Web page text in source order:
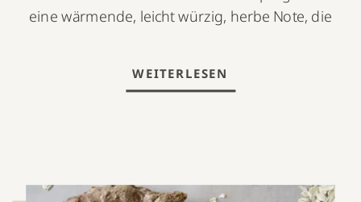
eine wärmende, leicht würzig, herbe Note, die
Herbst und Vorweihnachtszeit gerne Gewürze
WEITERLESEN